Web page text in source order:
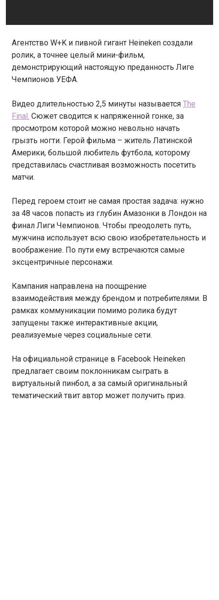
Агентство W+K и пивной гигант Heineken создали
ролик, а точнее целый мини-фильм,
демонстрирующий настоящую преданность Лиге
Чемпионов УЕФА.
Видео длительностью 2,5 минуты называется The
Final. Сюжет сводится к напряженной гонке, за
просмотром которой можно невольно начать
грызть ногти. Герой фильма – житель Латинской
Америки, большой любитель футбола, которому
представилась счастливая возможность посетить
матчи.
Перед героем стоит не самая простая задача: нужно
за 48 часов попасть из глубин Амазонки в Лондон на
финал Лиги Чемпионов. Чтобы преодолеть путь,
мужчина использует всю свою изобретательность и
воображение. По пути ему встречаются самые
эксцентричные персонажи.
Кампания направлена на поощрение
взаимодействия между брендом и потребителями. В
рамках коммуникации помимо ролика будут
запущены также интерактивные акции,
реализуемые через социальные сети.
На официальной странице в Facebook Heineken
предлагает своим поклонникам сыграть в
виртуальный пинбол, а за самый оригинальный
тематический твит автор может получить приз.